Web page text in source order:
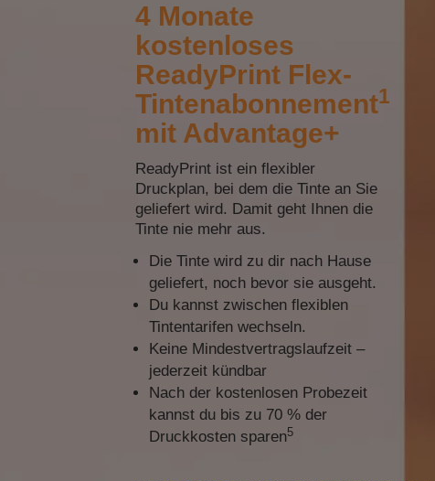
4 Monate
kostenloses
ReadyPrint Flex-
Tintenabonnement1
mit Advantage+
ReadyPrint ist ein flexibler
Druckplan, bei dem die Tinte an Sie
geliefert wird. Damit geht Ihnen die
Tinte nie mehr aus.
Die Tinte wird zu dir nach Hause
geliefert, noch bevor sie ausgeht.
Du kannst zwischen flexiblen
Tintentarifen wechseln.
Keine Mindestvertragslaufzeit –
jederzeit kündbar
Nach der kostenlosen Probezeit
kannst du bis zu 70 % der
Druckkosten sparen5